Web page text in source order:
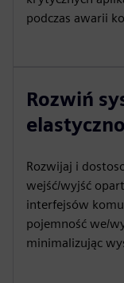
podczas awarii
Rozwiń
Rozwijaj i
wejść/wyjść
interfejsów
pojemność we/
minimalizując